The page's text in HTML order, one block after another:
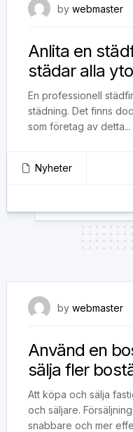
by webmaster
Anlita en
städar alla
En professionell
städning. Det finns
som företag av detta...
Nyheter
by webmaster
Använd en
sälja fler
Att köpa och sälja
och säljare.
snabbare och mer